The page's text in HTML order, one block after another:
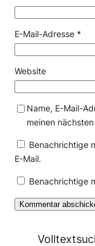
E-Mail-Adresse *
Website
Name, E-Mail-
meinen
Benachrichtige
E-Mail.
Benachrichtige